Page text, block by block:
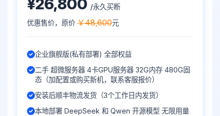
¥26,800 /永久买断
优惠售价，原价 ￥48,600元
企业旗舰版(私有部署) 全部权益
二手 超微服务器 4卡GPU服务器 32G内存 480G固
态（加配置或购买新机，联系客服报价）
安装后顺丰物流发货（3个工作日内发货）
本地部署 DeepSeek 和 Qwen 开源模型 无限用量